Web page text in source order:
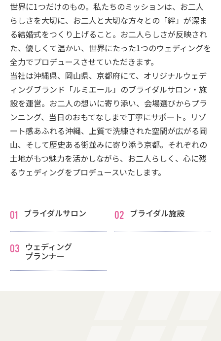
世界に1つだけのもの。私たちのミッションは、お二人
らしさを大切に、お二人と大切な方々との「絆」が深ま
る結婚式をつくり上げること。お二人らしさが反映され
た、優しくて温かい、世界にたった1つのウェディングを
全力でプロデュースさせていただきます。
当社は沖縄県、岡山県、京都府にて、オリジナルウェデ
ィングブランド「ルミエール」のブライダルサロン・施
設を運営。お二人の想いに寄り添い、会場選びからプラ
ンニング、当日のおもてなしまで丁寧にサポート。リゾ
ート感あふれる沖縄、上質で洗練された空間が広がる岡
山、そして歴史ある街並みに寄り添う京都。それぞれの
土地がもつ魅力を活かしながら、お二人らしく、心に残
るウェディングをプロデュースいたします。
01 ブライダルサロン 02 ブライダル施設
03 ウェディング
プランナー